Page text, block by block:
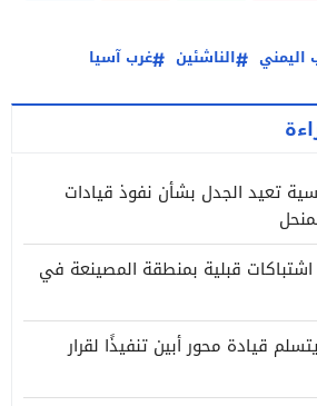
اليمني الناشئين غرب آسيا
تعيد الجدل بشأن نفوذ قيادات
قبلية بمنطقة المصينعة في
قيادة محور أبين تنفيذًا لقرار